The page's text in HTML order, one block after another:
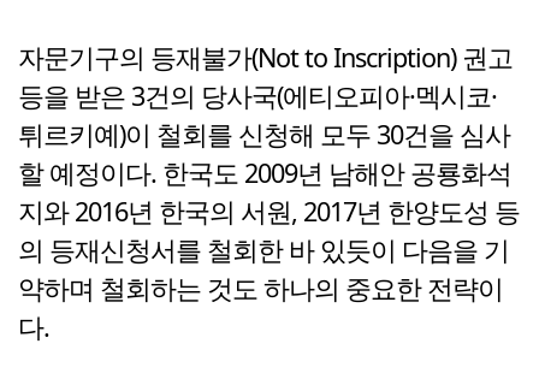
자문기구의 등재불가(Not to Inscription) 권고
등을 받은 3건의 당사국(에티오피아·멕시코·
튀르키예)이 철회를 신청해 모두 30건을 심사
할 예정이다. 한국도 2009년 남해안 공룡화석
지와 2016년 한국의 서원, 2017년 한양도성 등
의 등재신청서를 철회한 바 있듯이 다음을 기
약하며 철회하는 것도 하나의 중요한 전략이
다.